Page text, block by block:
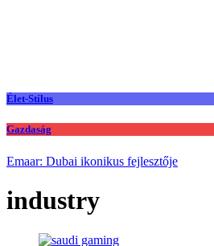
Élet-Stílus
Gazdaság
Emaar: Dubai ikonikus fejlesztője
industry